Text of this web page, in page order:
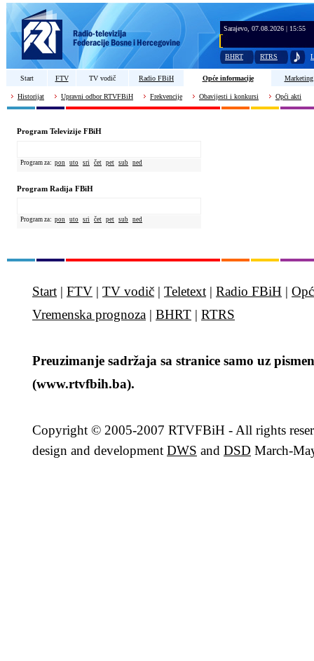
Sarajevo, 07.08.2026 | 15:55
BHRT RTRS
Start FTV TV vodič Radio FBiH Opće informacije Marketing
Historijat Upravni odbor RTVFBiH Frekvencije Obavijesti i konkursi Opći akti
Program Televizije FBiH
Program za: pon uto sri čet pet sub ned
Program Radija FBiH
Program za: pon uto sri čet pet sub ned
Start | FTV | TV vodič | Teletext | Radio FBiH |
Vremenska prognoza | BHRT | RTRS
Preuzimanje sadržaja sa stranice samo uz
(www.rtvfbih.ba).
Copyright © 2005-2007 RTVFBiH - All rights
design and development DWS and DSD March-